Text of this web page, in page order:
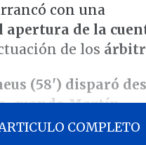
con una
apertura de la
de los
(58') disparó
cuando Martín
adelantado
COMPLETO